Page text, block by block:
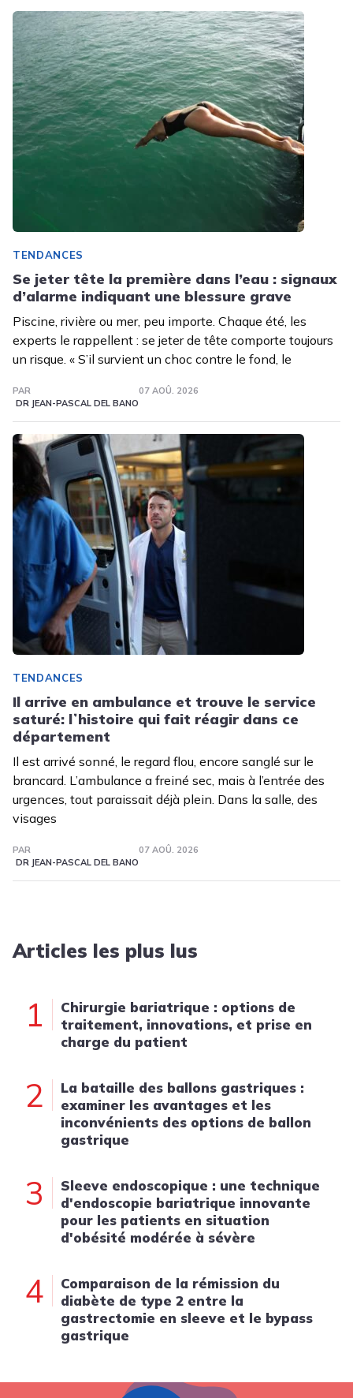
TENDANCES
Se jeter tête la première dans l’eau : signaux
d’alarme indiquant une blessure grave
Piscine, rivière ou mer, peu importe. Chaque été, les
experts le rappellent : se jeter de tête comporte toujours
un risque. « S’il survient un choc contre le fond, le
PAR
DR JEAN-PASCAL DEL BANO
07 AOÛ. 2026
TENDANCES
Il arrive en ambulance et trouve le service
saturé: lʼhistoire qui fait réagir dans ce
département
Il est arrivé sonné, le regard flou, encore sanglé sur le
brancard. L’ambulance a freiné sec, mais à l’entrée des
urgences, tout paraissait déjà plein. Dans la salle, des
visages
PAR
DR JEAN-PASCAL DEL BANO
07 AOÛ. 2026
Articles les plus lus
1
Chirurgie bariatrique : options de
traitement, innovations, et prise en
charge du patient
2
La bataille des ballons gastriques :
examiner les avantages et les
inconvénients des options de ballon
gastrique
3
Sleeve endoscopique : une technique
d'endoscopie bariatrique innovante
pour les patients en situation
d'obésité modérée à sévère
4
Comparaison de la rémission du
diabète de type 2 entre la
gastrectomie en sleeve et le bypass
gastrique